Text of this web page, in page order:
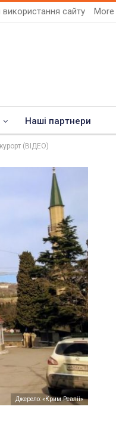
сайту More
Наші партнери
(ВІДЕО)
Джерело: «Крим.Реаліі»